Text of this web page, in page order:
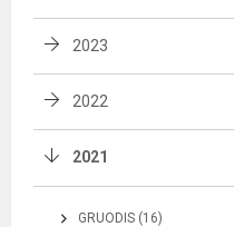
2023
2022
2021
GRUODIS (16)